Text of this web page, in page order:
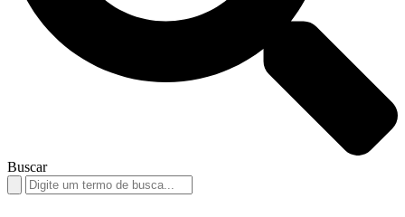
Buscar
Search
for: